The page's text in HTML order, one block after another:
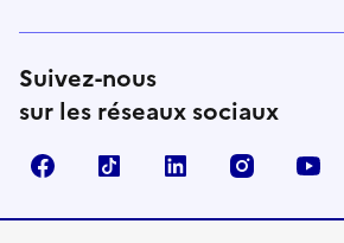
Suivez-nous
sur les réseaux sociaux
FacebookTikTok LinkedIn Instagram